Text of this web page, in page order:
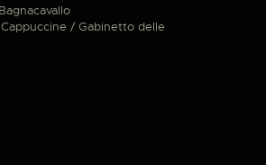
/ Gabinetto delle